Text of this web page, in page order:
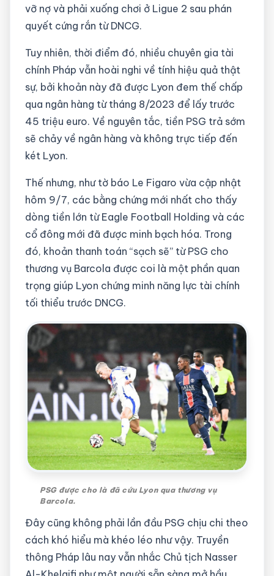
vỡ nợ và phải xuống chơi ở Ligue 2 sau phán
quyết cứng rắn từ DNCG.
Tuy nhiên, thời điểm đó, nhiều chuyên gia tài
chính Pháp vẫn hoài nghi về tính hiệu quả thật
sự, bởi khoản này đã được Lyon đem thế chấp
qua ngân hàng từ tháng 8/2023 để lấy trước
45 triệu euro. Về nguyên tắc, tiền PSG trả sớm
sẽ chảy về ngân hàng và không trực tiếp đến
két Lyon.
Thế nhưng, như tờ báo Le Figaro vừa cập nhật
hôm 9/7, các bằng chứng mới nhất cho thấy
dòng tiền lớn từ Eagle Football Holding và các
cổ đông mới đã được minh bạch hóa. Trong
đó, khoản thanh toán “sạch sẽ” từ PSG cho
thương vụ Barcola được coi là một phần quan
trọng giúp Lyon chứng minh năng lực tài chính
tối thiểu trước DNCG.
PSG được cho là đã cứu Lyon qua thương vụ
Barcola.
Đây cũng không phải lần đầu PSG chịu chi theo
cách khó hiểu mà khéo léo như vậy. Truyền
thông Pháp lâu nay vẫn nhắc Chủ tịch Nasser